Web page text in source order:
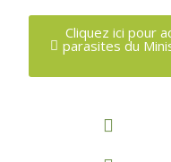
Cliquez ici pour
parasites du